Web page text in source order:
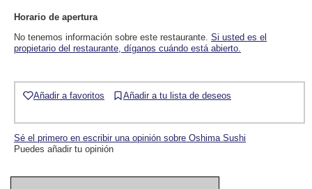
Horario de apertura
No tenemos información sobre este restaurante. Si usted es el
propietario del restaurante, díganos cuándo está abierto.
Añadir a favoritos Añadir a tu lista de deseos
Sé el primero en escribir una opinión sobre Oshima Sushi
Puedes añadir tu opinión